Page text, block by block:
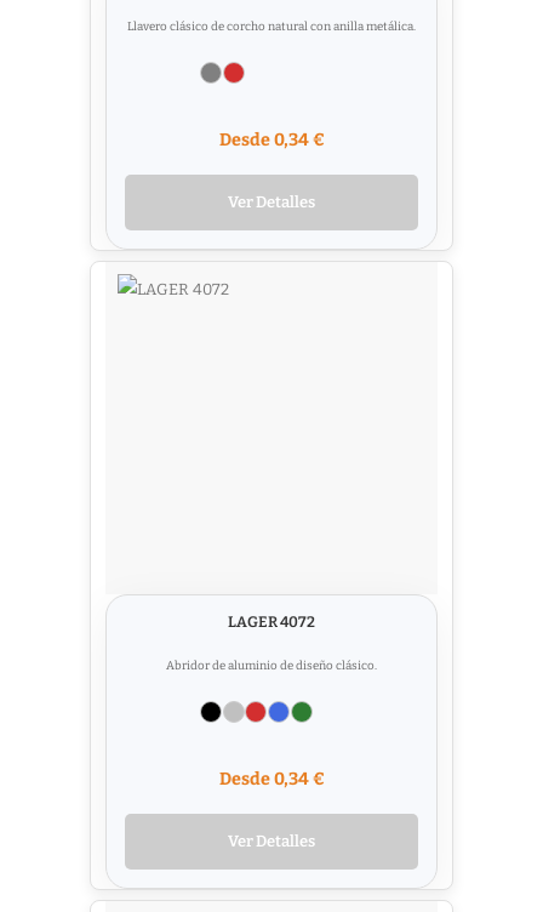
Llavero clásico de corcho natural con anilla metálica.
Desde 0,34 €
Ver Detalles
LAGER 4072
Abridor de aluminio de diseño clásico.
Desde 0,34 €
Ver Detalles